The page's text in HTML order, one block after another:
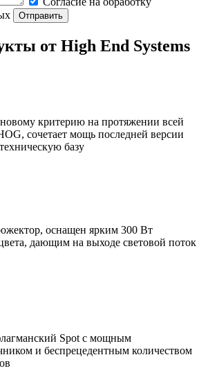
Отправить
от High End Systems
критерию на протяжении всей
сочетает мощь последней версии
базу
оснащен ярким 300 Вт
дающим на выходе световой поток
Spot с мощным
и беспрецедентным количеством